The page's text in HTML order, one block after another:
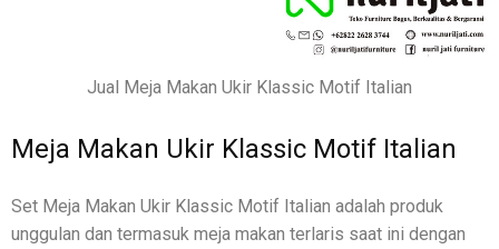
Jual Meja Makan Ukir Klassic Motif Italian
Meja Makan Ukir Klassic Motif Italian
Set Meja Makan Ukir Klassic Motif Italian adalah produk
unggulan dan termasuk meja makan terlaris saat ini dengan